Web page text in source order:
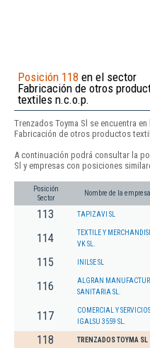
Posición 118 en el sector
Fabricación de otros
textiles n.c.o.p.
Trenzados Toyma Sl se encuentra
Fabricación de otros productos
A continuación podrá consultar la
Sl y empresas con posiciones
Posición
Sector
Nombre de la empresa
113 TAPIZAVI SL
114
TEXTILE Y
VK SL.
115 INILSE SL
116
ALGRAN
SANITARIA SL.
117
COMERCIAL Y SERVICIOS
IGALSU 3559 SL.
118 TRENZADOS TOYMA SL